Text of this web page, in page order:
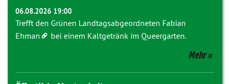
06.08.2026 19:00
Trefft den Grünen Landtagsabgeordneten Fabian
Ehman
bei einem Kaltgetränk im Queergarten.
Mehr